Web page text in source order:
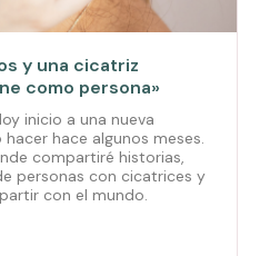
y una cicatriz
como persona»
inicio a una nueva
hace algunos meses.
compartiré historias,
personas con cicatrices y
con el mundo.